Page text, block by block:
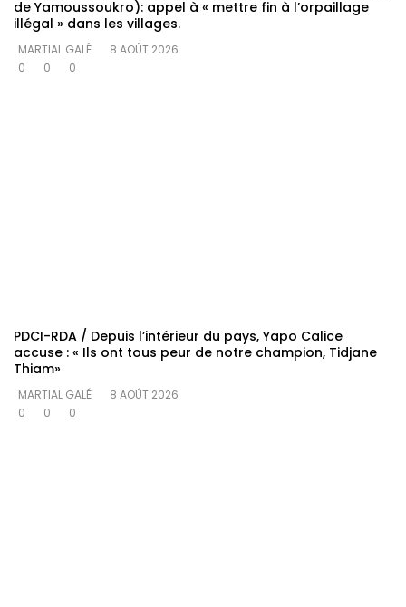
de Yamoussoukro): appel à « mettre fin à l’orpaillage
illégal » dans les villages.
MARTIAL GALÉ
8 AOÛT 2026
0
0 0
PDCI-RDA / Depuis l’intérieur du pays, Yapo Calice
accuse : « Ils ont tous peur de notre champion, Tidjane
Thiam»
MARTIAL GALÉ
8 AOÛT 2026
0
0 0